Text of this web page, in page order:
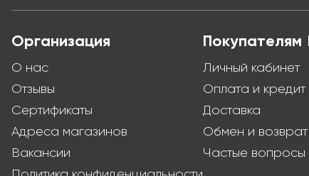
Организация
О нас
Отзывы
Сертификаты
Адреса магазинов
Вакансии
Покупателям
Личный кабинет
Оплата и кредит
Доставка
Обмен и возврат
Частые вопросы